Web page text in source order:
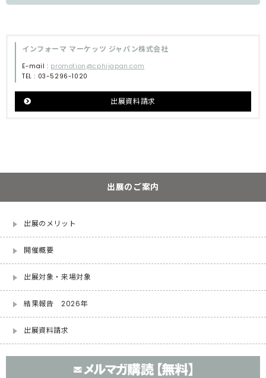
インフォーマ マーケッツ ジャパン株式会社
E-mail : promotion@cphijapan.com
TEL : 03-5296-1020
出展資料請求
出展のご案内
出展のメリット
開催概要
出展対象・来場対象
結果報告 2026年
出展資料請求